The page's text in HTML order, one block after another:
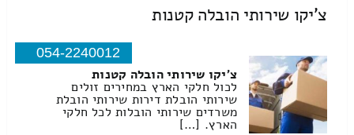
צ'יקו שירותי הובלה קטנות
054-2240012
צ'יקו שירותי הובלה קטנות
לכול חלקי הארץ במחירים זולים
שירותי הובלת דירות שירותי הובלת
משרדים שירותי הובלות לכל חלקי
הארץ. […]